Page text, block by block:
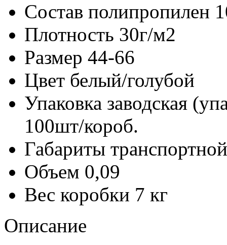
Состав полипропилен
Плотность 30г/м2
Размер 44-66
Цвет белый/голубой
Упаковка заводская
100шт/короб.
Габариты
Объем 0,09
Вес коробки 7 кг
Описание